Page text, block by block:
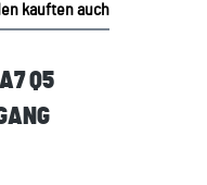
kauften auch
Q5